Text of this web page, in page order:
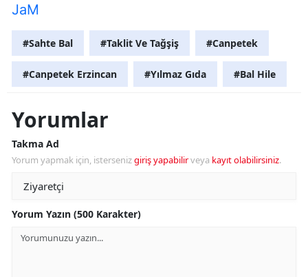
JaM
#Sahte Bal #Taklit Ve Tağşiş #Canpetek
#Canpetek Erzincan #Yılmaz Gıda #Bal Hile
Yorumlar
Takma Ad
Yorum yapmak için, istersenizgiriş yapabilirveya kayıt olabilirsiniz.
Yorum Yazın (500 Karakter)